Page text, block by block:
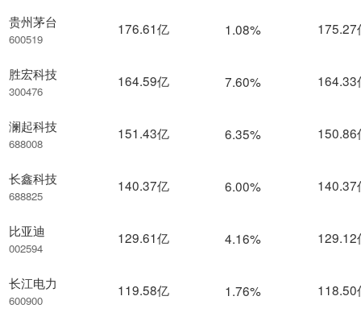
贵州茅台
600519
胜宏科技
300476
澜起科技
688008
长鑫科技
688825
比亚迪
002594
长江电力
600900
176.61亿 1.08% 175.27
164.59亿 7.60% 164.33
151.43亿 6.35% 150.86
140.37亿 6.00% 140.37
129.61亿 4.16% 129.12
119.58亿 1.76% 118.50